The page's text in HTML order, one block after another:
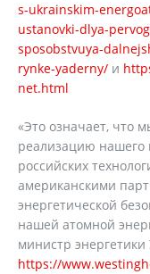
s-ukrainskim-
ustanovki-dlya-
sposobstvuya-
rynke-yaderny/ и
net.html
«Это означает, что
реализацию нашего
российских
американскими
энергетической
нашей атомной
министр
https://